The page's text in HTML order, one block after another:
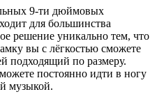
9-ти дюймовых
для большинства
решение уникально тем, что
вы с лёгкостью сможете
подходящий по размеру.
постоянно идти в ногу
музыкой.